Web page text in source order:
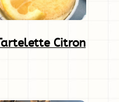
Tartelette Citron